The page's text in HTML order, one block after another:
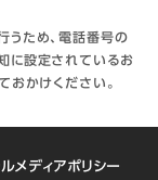
うため、電話番号の
に設定されているお
おかけください。
メディアポリシー